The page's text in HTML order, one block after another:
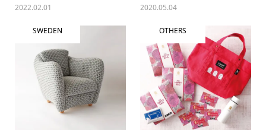
2022.02.01 2020.05.04
SWEDEN OTHERS